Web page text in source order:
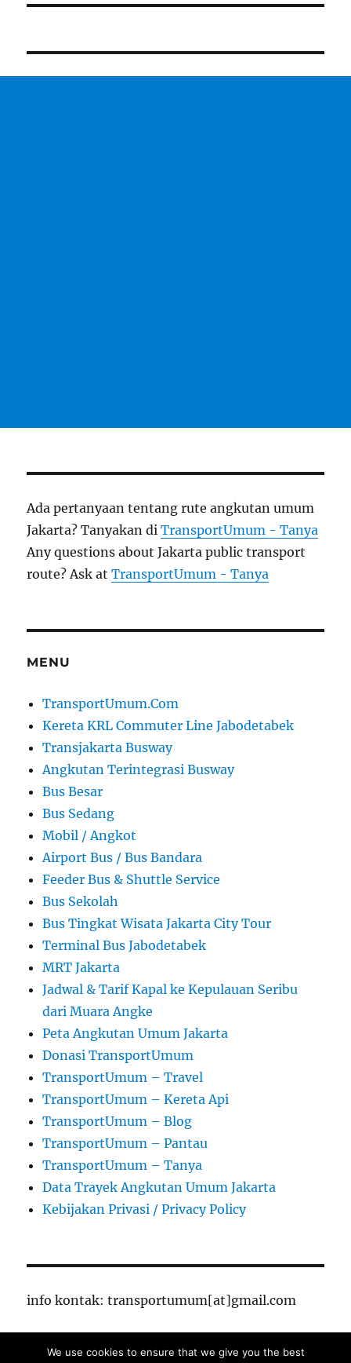
Ada pertanyaan tentang rute angkutan umum
Jakarta? Tanyakan diTransportUmum - Tanya
Any questions about Jakarta public transport
route? Ask atTransportUmum - Tanya
MENU
TransportUmum.Com
Kereta KRL Commuter Line Jabodetabek
Transjakarta Busway
Angkutan Terintegrasi Busway
Bus Besar
Bus Sedang
Mobil / Angkot
Airport Bus / Bus Bandara
Feeder Bus & Shuttle Service
Bus Sekolah
Bus Tingkat Wisata Jakarta City Tour
Terminal Bus Jabodetabek
MRT Jakarta
Jadwal & Tarif Kapal ke Kepulauan Seribu
dari Muara Angke
Peta Angkutan Umum Jakarta
Donasi TransportUmum
TransportUmum – Travel
TransportUmum – Kereta Api
TransportUmum – Blog
TransportUmum – Pantau
TransportUmum – Tanya
Data Trayek Angkutan Umum Jakarta
Kebijakan Privasi / Privacy Policy
info kontak: transportumum[at]gmail.com
We use cookies to ensure that we give you the best